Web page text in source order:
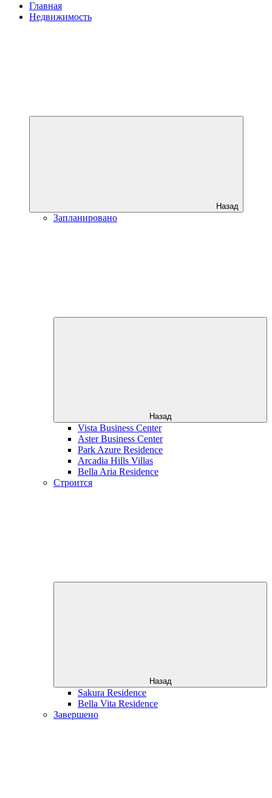
Главная
Недвижимость
Назад
Запланировано
Назад
Vista Business Center
Aster Business Center
Park Azure Residence
Arcadia Hills Villas
Bella Aria Residence
Строится
Назад
Sakura Residence
Bella Vita Residence
Завершено